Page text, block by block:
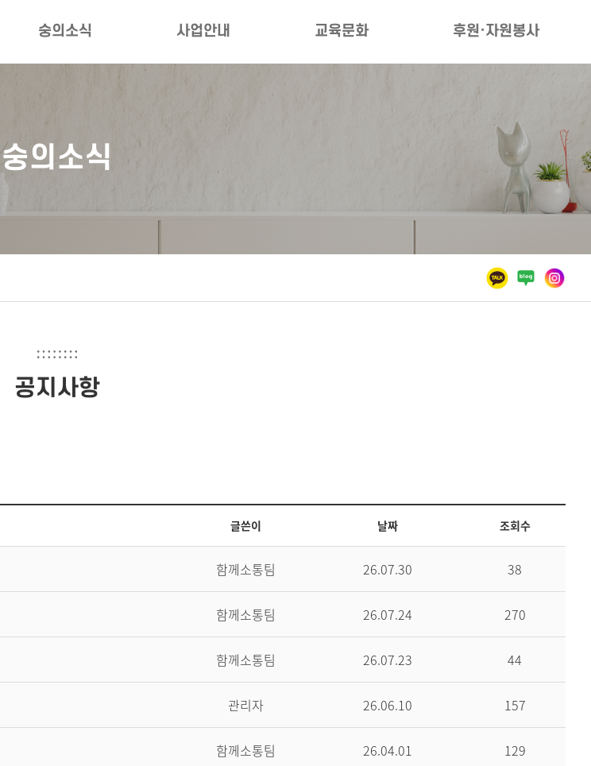
숭의소식 사업안내 교육문화 후원·자원봉사
공지사항
숭의갤러리
부서별사업
자원봉사안내
숭의소식
공지사항
글쓴이 날짜 조회수
함께소통팀 26.07.30 38
함께소통팀 26.07.24 270
함께소통팀 26.07.23 44
관리자 26.06.10 157
함께소통팀 26.04.01 129